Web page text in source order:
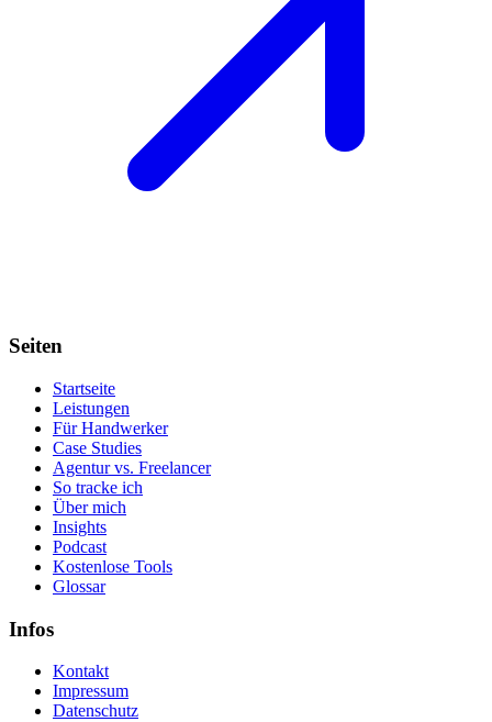
Seiten
Startseite
Leistungen
Für Handwerker
Case Studies
Agentur vs. Freelancer
So tracke ich
Über mich
Insights
Podcast
Kostenlose Tools
Glossar
Infos
Kontakt
Impressum
Datenschutz